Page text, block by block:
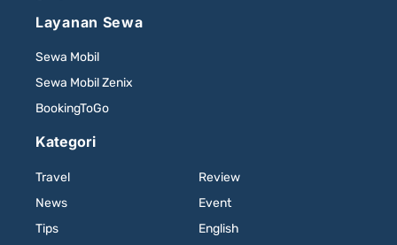
Layanan Sewa
Sewa Mobil
Sewa Mobil Zenix
BookingToGo
Kategori
Travel
News
Tips
Review
Event
English